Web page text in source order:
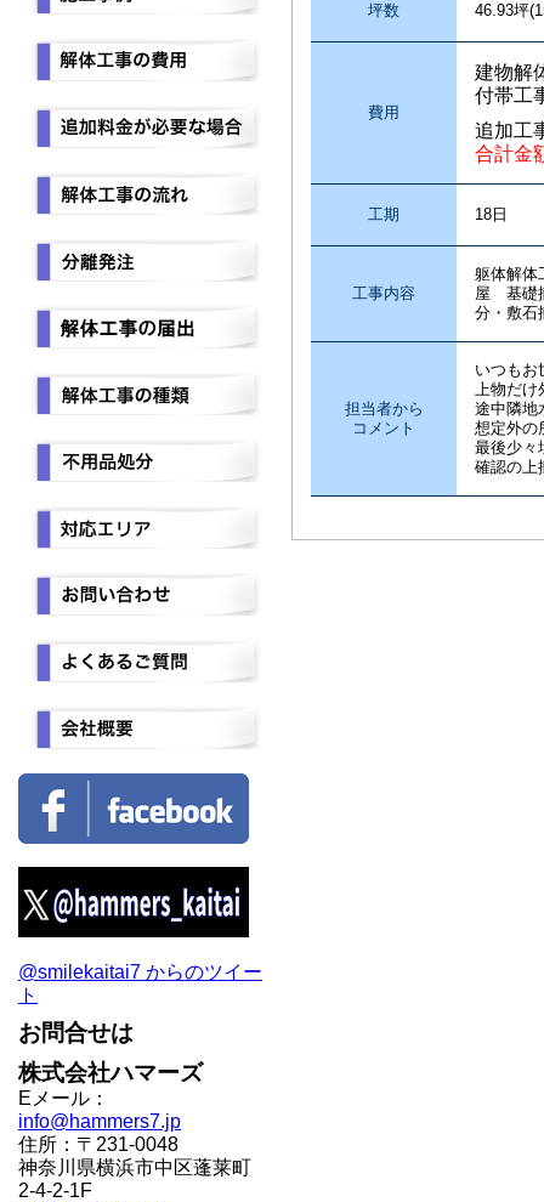
坪数 46.93坪
費用
建物解
付帯工
追加工
合計金
工期 18日
工事内容
躯体解
屋 基礎
分・敷石
担当者から
コメント
いつもお
上物だけ
途中隣地
想定外の
最後少々
確認の上
@smilekaitai7 からのツイー
ト
お問合せは
株式会社ハマーズ
Eメール：
info@hammers7.jp
住所：〒231-0048
神奈川県横浜市中区蓬莱町
2-4-2-1F